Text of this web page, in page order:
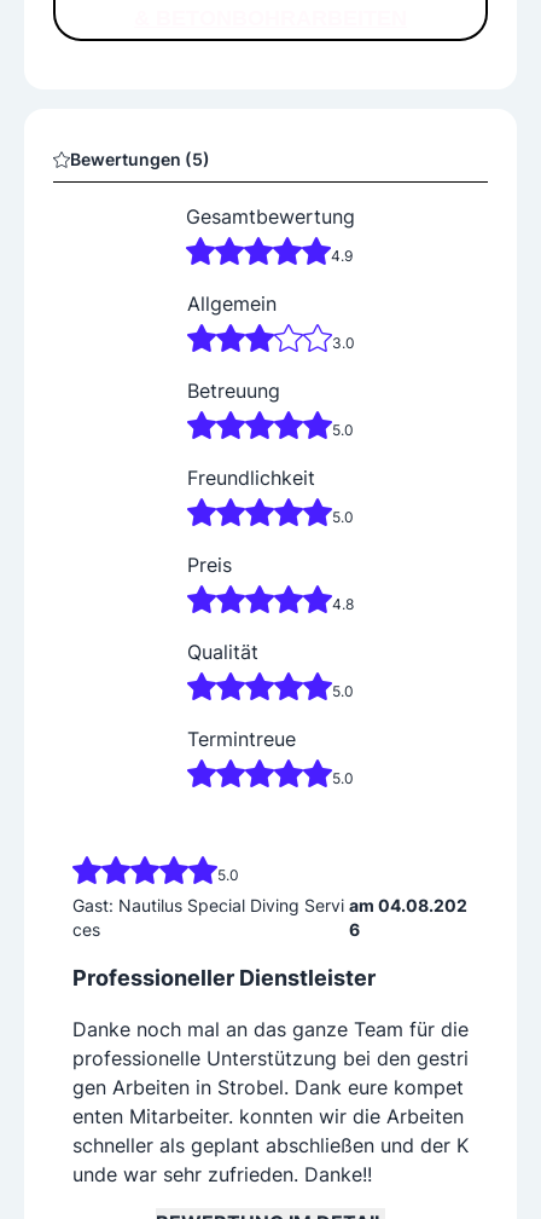
itsmoral, der Schaffung eines guten Arbeitsklimas und
sozialer Sicherheit sowie permanenter Weiterbildung g
d bieten ein gerechtes Preis- Leistungsverhältnis an. J
Bewertungen (5)
Gesamtbewertung
4.9
Allgemein
3.0
Betreuung
5.0
Freundlichkeit
5.0
Preis
4.8
Qualität
5.0
Termintreue
5.0
5.0
Gast: Nautilus Special Diving Servi
ces
am 04.08.202
6
Professioneller Dienstleister
Danke noch mal an das ganze Team für die
professionelle Unterstützung bei den gestri
gen Arbeiten in Strobel. Dank eure kompet
enten Mitarbeiter. konnten wir die Arbeiten
schneller als geplant abschließen und der K
unde war sehr zufrieden. Danke!!